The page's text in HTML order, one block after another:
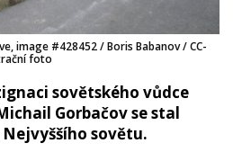
image #428452 / Boris Babanov / CC-
foto
sovětského vůdce
Gorbačov se stal
sovětu.